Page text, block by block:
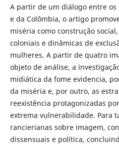
A partir de um diálogo entre os
e da Colômbia, o artigo
miséria como construção
coloniais e dinâmicas de
mulheres. A partir de quatro
objeto de análise, a
midiática da fome evidencia,
da miséria e, por outro, as
reexistência protagonizadas
extrema vulnerabilidade. Para
rancierianas sobre imagem,
dissensuais e política,